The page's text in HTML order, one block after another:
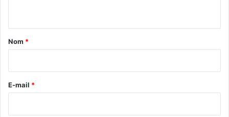
a
e
Nom *
E-mail *